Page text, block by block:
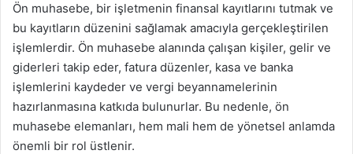
Ön muhasebe, bir işletmenin finansal kayıtlarını tutmak ve
bu kayıtların düzenini sağlamak amacıyla gerçekleştirilen
işlemlerdir. Ön muhasebe alanında çalışan kişiler, gelir ve
giderleri takip eder, fatura düzenler, kasa ve banka
işlemlerini kaydeder ve vergi beyannamelerinin
hazırlanmasına katkıda bulunurlar. Bu nedenle, ön
muhasebe elemanları, hem mali hem de yönetsel anlamda
önemli bir rol üstlenir.